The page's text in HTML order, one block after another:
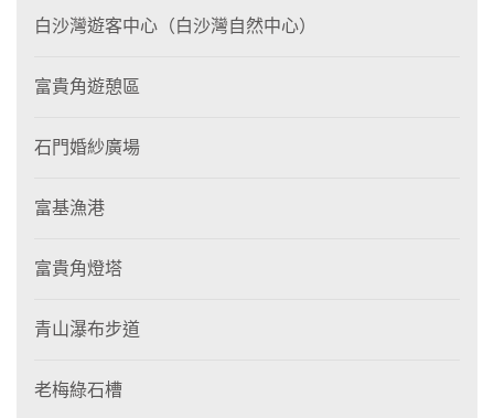
白沙灣遊客中心（白沙灣自然中心）
富貴角遊憩區
石門婚紗廣場
富基漁港
富貴角燈塔
青山瀑布步道
老梅綠石槽